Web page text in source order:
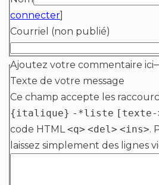
connecter]
Courriel (non publié)
Ajoutez votre commentaire ici
Texte de votre message
Ce champ accepte les
{italique} -*liste
code HTML<q> <del> <ins>.
laissez simplement des lignes